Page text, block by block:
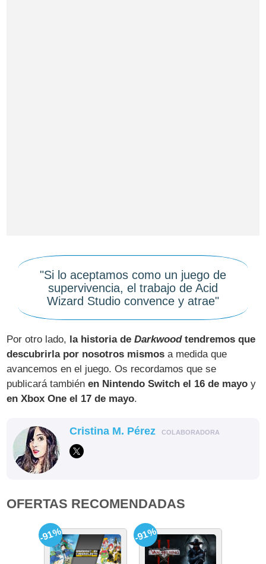
"Si lo aceptamos como un juego de
supervivencia, el trabajo de Acid
Wizard Studio convence y atrae"
Por otro lado, la historia deDarkwoodtendremos que
descubrirla por nosotros mismos a medida que
avancemos en el juego. Os recordamos que se
publicará tambiénen Nintendo Switch el 16 de mayo y
en Xbox One el 17 de mayo.
Cristina M. Pérez COLABORADORA
OFERTAS RECOMENDADAS
-91% -91%